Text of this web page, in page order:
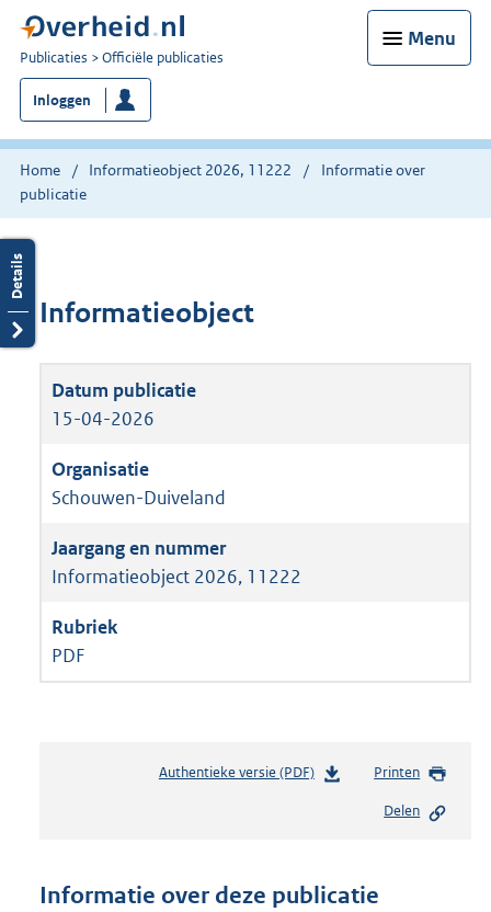
Menu
U
bent
nu
hier:
Publicaties Officiële publicaties
Inloggen
Home Informatieobject 2026, 11222
Informatie over
publicatie
Informatieobject
15-04-2026
Schouwen-Duiveland
Informatieobject 2026, 11222
PDF
Authentieke versie (PDF)b
n
Printen
Delen
Informatie over deze publicatie